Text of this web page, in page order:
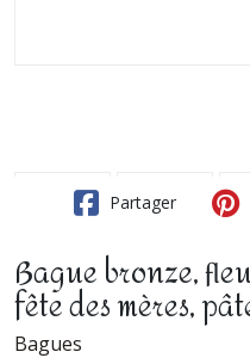
Partager
Bague bronze,
fête des mères,
Bagues